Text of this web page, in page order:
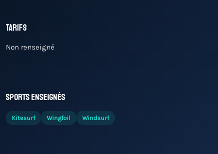
Tarifs
Non renseigné
Sports enseignés
Kitesurf Wingfoil Windsurf